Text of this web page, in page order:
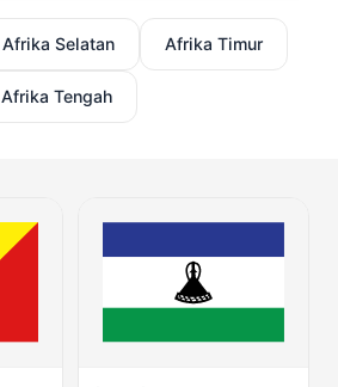
Afrika Selatan Afrika Timur
Afrika Tengah